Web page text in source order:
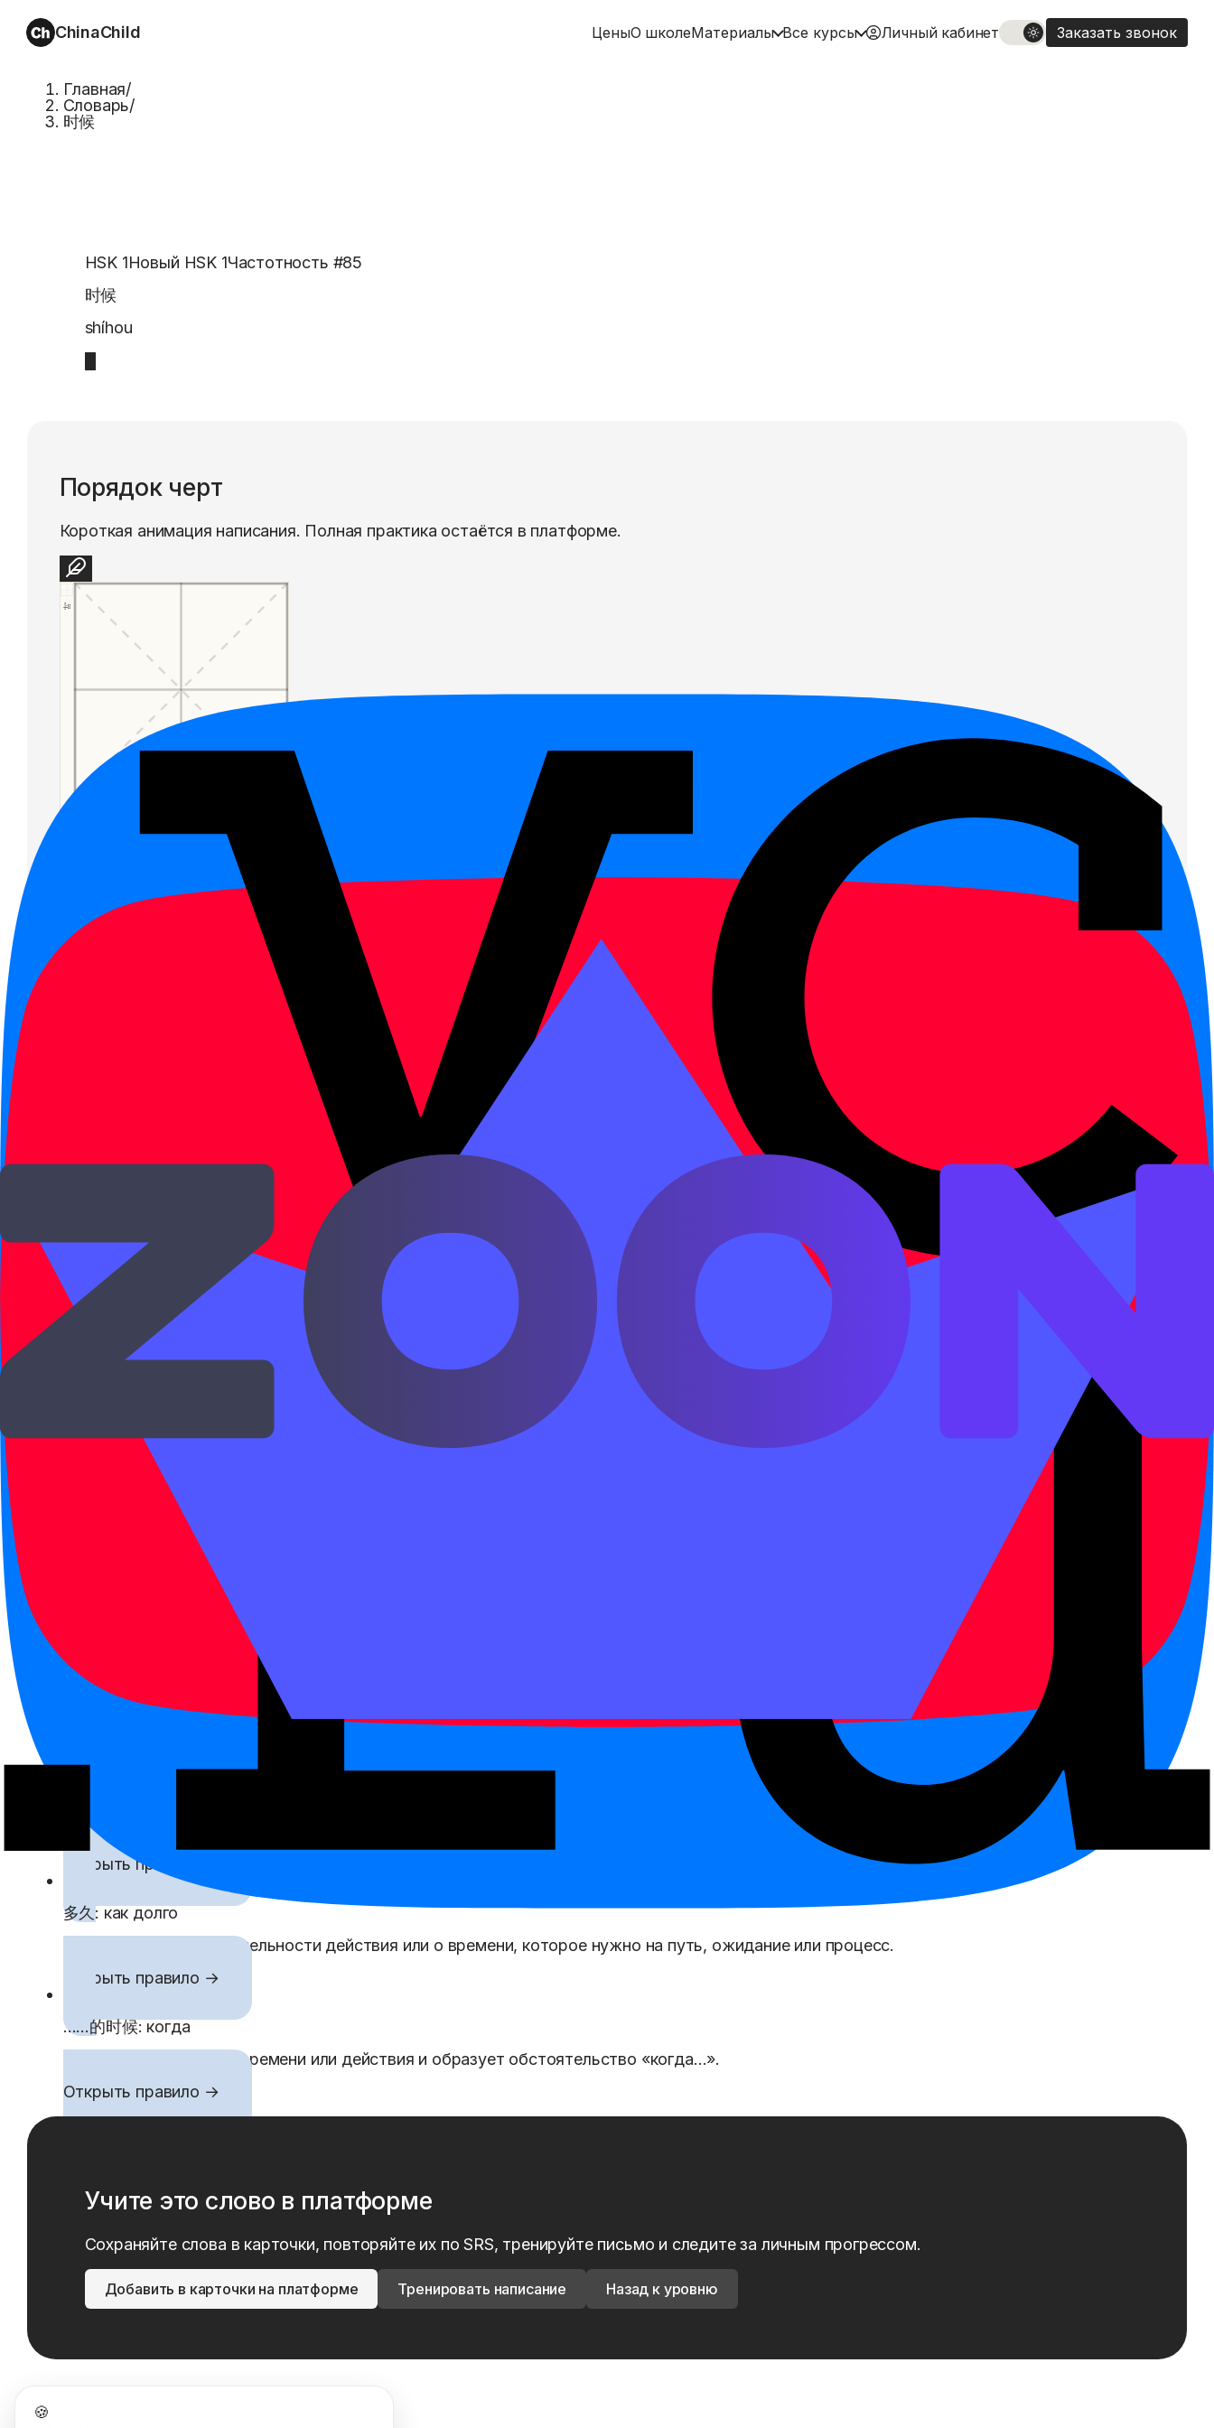
ChinaChild ЦеныО школеМатериалы Все курсы Личный кабинет Заказать звонок
Главная/
Словарь/
时候
HSK 1Новый HSK 1Частотность #85
时候
shíhou
Порядок черт
Короткая анимация написания. Полная практика остаётся в платформе.
Момент или время действия.
Иероглифы в слове
Примеры —
你什么时候来？
nǐ shénme shíhou lái?
Когда ты придёшь?
Связанные правила
必须: обязательно, необходимо
必须 выражает строгую необходимость: правило, условие или действие, без которого нельзя обойтись.
Открыть правило →
总是 показывает повторяющуюся привычку или типичное поведение, часто с оценкой говорящего.
Открыть правило →
多久: как долго
……的时候: когда
Учите это слово в платформе
Добавить в карточки на платформе Тренировать написание Назад к уровню
🍪